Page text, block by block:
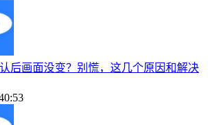
后画面没变？别慌，这几个原因和解决